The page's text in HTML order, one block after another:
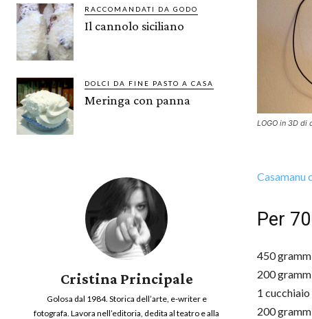
RACCOMANDATI DA GODO
Il cannolo siciliano
DOLCI DA FINE PASTO A CASA
Meringa con panna
Cristina Principale
Golosa dal 1984. Storica dell’arte, e-writer e
fotografa. Lavora nell’editoria, dedita al teatro e alla
LOGO in 3D di
Casamanu
Per
450
200
1
200